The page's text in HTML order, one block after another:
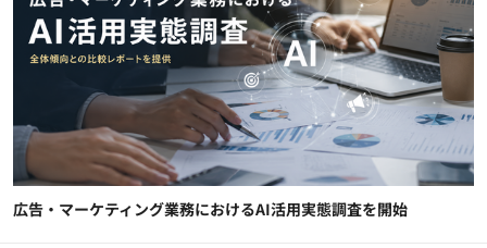
広告・マーケティング業務におけるAI活用実態調査を開始